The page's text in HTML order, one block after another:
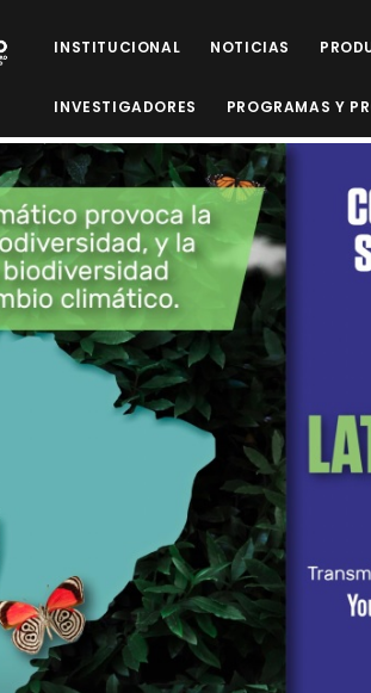
INSTITUCIONAL NOTICIAS
INVESTIGADORES PROGRAMAS Y